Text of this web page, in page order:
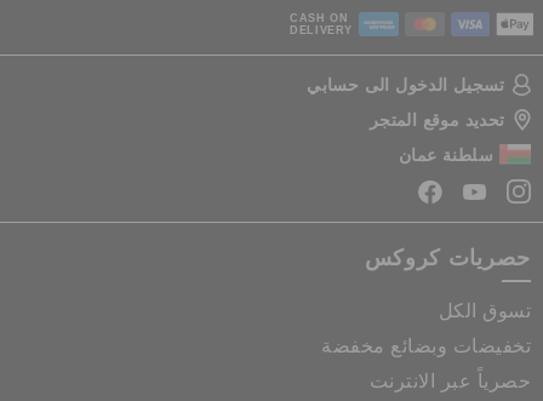
CASH ON
DELIVERY
تسجيل الدخول الى حسابي
تحديد موقع المتجر
سلطنة عمان
حصريات كروكس
تسوق الكل
تخفيضات وبضائع مخفضة
حصرياً عبر الانترنت